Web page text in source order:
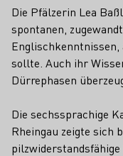
Die Pfälzerin Lea
spontanen,
sollte. Auch ihr
Dürrephasen
Die sechssprachige
Rheingau zeigte sich